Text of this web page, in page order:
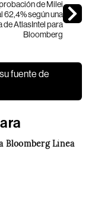
de Milei
62,4% según una
de AtlasIntel para
Bloomberg
fuente de
Bloomberg Línea